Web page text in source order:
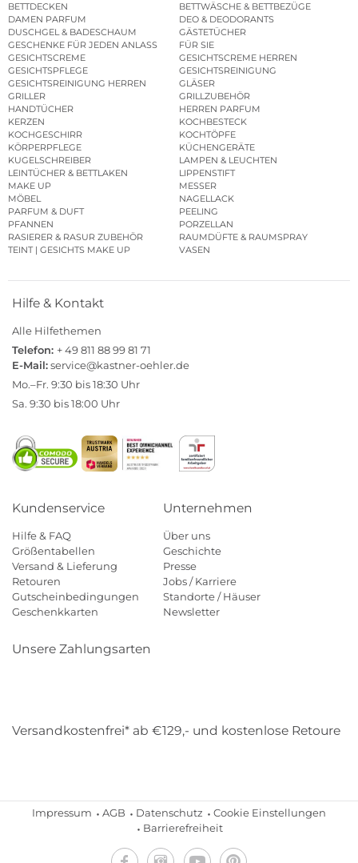
BETTDECKEN
BETTWÄSCHE & BETTBEZÜGE
DAMEN PARFUM
DEO & DEODORANTS
DUSCHGEL & BADESCHAUM
GÄSTETÜCHER
GESCHENKE FÜR JEDEN ANLASS
FÜR SIE
GESICHTSCREME
GESICHTSCREME HERREN
GESICHTSPFLEGE
GESICHTSREINIGUNG
GESICHTSREINIGUNG HERREN
GLÄSER
GRILLER
GRILLZUBEHÖR
HANDTÜCHER
HERREN PARFUM
KERZEN
KOCHBESTECK
KOCHGESCHIRR
KOCHTÖPFE
KÖRPERPFLEGE
KÜCHENGERÄTE
KUGELSCHREIBER
LAMPEN & LEUCHTEN
LEINTÜCHER & BETTLAKEN
LIPPENSTIFT
MAKE UP
MESSER
MÖBEL
NAGELLACK
PARFUM & DUFT
PEELING
PFANNEN
PORZELLAN
RASIERER & RASUR ZUBEHÖR
RAUMDÜFTE & RAUMSPRAY
TEINT | GESICHTS MAKE UP
VASEN
Hilfe & Kontakt
Alle Hilfethemen
Telefon: + 49 811 88 99 81 71
E-Mail:service@kastner-oehler.de
Mo.–Fr. 9:30 bis 18:30 Uhr
Sa. 9:30 bis 18:00 Uhr
Kundenservice
Hilfe & FAQ
Größentabellen
Versand & Lieferung
Retouren
Gutscheinbedingungen
Geschenkkarten
Unternehmen
Über uns
Geschichte
Presse
Jobs / Karriere
Standorte / Häuser
Newsletter
Unsere Zahlungsarten
Versandkostenfrei* ab €129,- und kostenlose Retoure
Impressum AGB Datenschutz
Cookie Einstellungen
Barrierefreiheit